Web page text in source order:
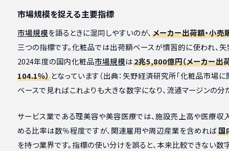
市場規模を捉える主要指標
市場規模を語るときに混同しやすいのが、 メーカー出荷額・小売
三つの指標です。化粧品では出荷額ベースが慣習的に使われ、
2024年度の国内化粧品市場規模は2兆5,800億円（メーカー出
104.1％）となっています（出典：矢野経済研究所「化粧品市場に
ベースで見ればこれよりも大きな数字になり、流通マージンの分
サービス業である理美容や美容医療では、施設売上高や医療収
める比率は数％程度ですが、関連雇用や周辺産業を含めれば国
を持つ業界です。指標の使い分けを誤ると、本来比較できない